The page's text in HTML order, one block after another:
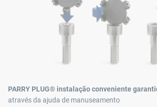
PARRY PLUG® instalação conveniente
através da ajuda de manuseamento